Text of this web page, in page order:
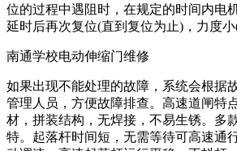
位的过程中遇阻时，在规定的时间内电
延时后再次复位(直到复位为止)，力度小
南通学校电动伸缩门维修
如果出现不能处理的故障，系统会根据
管理人员，方便故障排查。高速道闸特
材，拼装结构，无焊接，不易生锈。多
特。起落杆时间短，无需等待可高速通